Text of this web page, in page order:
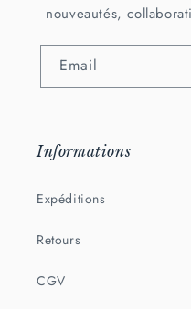
nouveautés,
Email
Informations
Expéditions
Retours
CGV